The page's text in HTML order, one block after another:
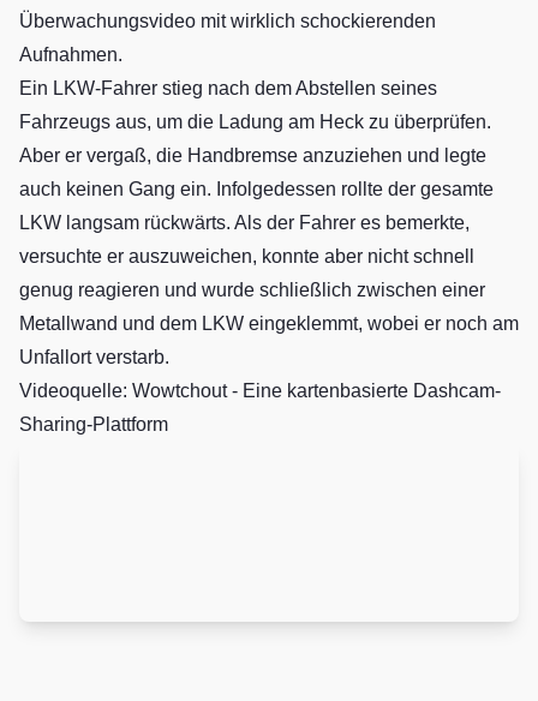
Überwachungsvideo mit wirklich schockierenden
Aufnahmen.
Ein LKW-Fahrer stieg nach dem Abstellen seines
Fahrzeugs aus, um die Ladung am Heck zu überprüfen.
Aber er vergaß, die Handbremse anzuziehen und legte
auch keinen Gang ein. Infolgedessen rollte der gesamte
LKW langsam rückwärts. Als der Fahrer es bemerkte,
versuchte er auszuweichen, konnte aber nicht schnell
genug reagieren und wurde schließlich zwischen einer
Metallwand und dem LKW eingeklemmt, wobei er noch am
Unfallort verstarb.
Videoquelle: Wowtchout - Eine kartenbasierte Dashcam-
Sharing-Plattform